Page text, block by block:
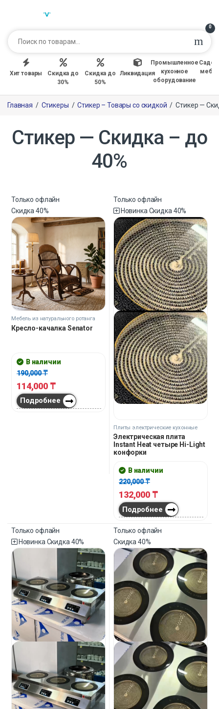
0
Хит товары
Скидка до
30%
Скидка до
50%
Ликвидация
Промышленное
кухонное
оборудование
Главная / Стикеры / Стикер – Товары со скидкой / Стикер —
Стикер — Скидка – до
40%
Только офлайн
Скидка40%
Мебель из натурального ротанга
Кресло-качалка Senator
В наличии
190,000₸
114,000 ₸
Подробнее
Только офлайн
Новинка Скидка 40%
Плиты электрические кухонные
Электрическая плита
Instant Heat четыре Hi-Light
конфорки
В наличии
220,000₸
132,000 ₸
Подробнее
Только офлайн
НовинкаСкидка40%
Только офлайн
Скидка40%